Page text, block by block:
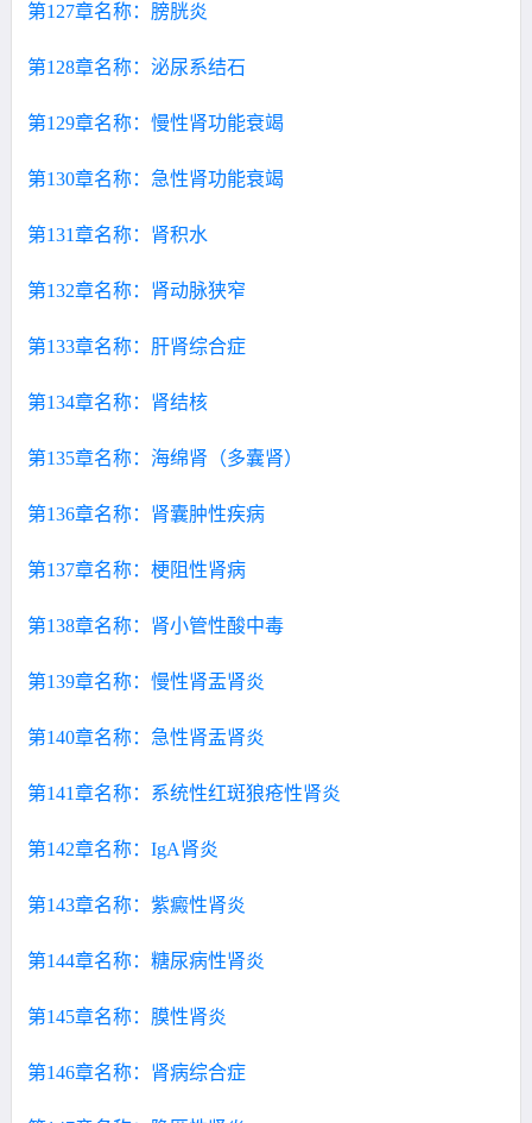
第127章名称：膀胱炎
第128章名称：泌尿系结石
第129章名称：慢性肾功能衰竭
第130章名称：急性肾功能衰竭
第131章名称：肾积水
第132章名称：肾动脉狭窄
第133章名称：肝肾综合症
第134章名称：肾结核
第135章名称：海绵肾（多囊肾）
第136章名称：肾囊肿性疾病
第137章名称：梗阻性肾病
第138章名称：肾小管性酸中毒
第139章名称：慢性肾盂肾炎
第140章名称：急性肾盂肾炎
第141章名称：系统性红斑狼疮性肾炎
第142章名称：IgA肾炎
第143章名称：紫癜性肾炎
第144章名称：糖尿病性肾炎
第145章名称：膜性肾炎
第146章名称：肾病综合症